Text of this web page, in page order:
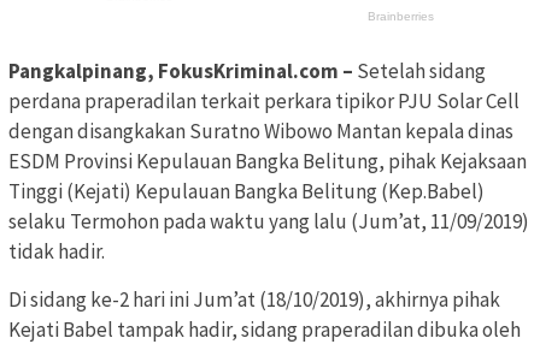
Pangkalpinang, FokusKriminal.com – Setelah sidang
perdana praperadilan terkait perkara tipikor PJU Solar Cell
dengan disangkakan Suratno Wibowo Mantan kepala dinas
ESDM Provinsi Kepulauan Bangka Belitung, pihak Kejaksaan
Tinggi (Kejati) Kepulauan Bangka Belitung (Kep.Babel)
selaku Termohon pada waktu yang lalu (Jum’at, 11/09/2019)
tidak hadir.
Di sidang ke-2 hari ini Jum’at (18/10/2019), akhirnya pihak
Kejati Babel tampak hadir, sidang praperadilan dibuka oleh